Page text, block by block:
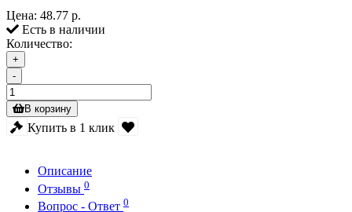
Цена: 48.77 р.
Есть в наличии
Количество:
+
-
В корзину
Купить в 1 клик
Описание
Отзывы 0
Вопрос - Ответ 0